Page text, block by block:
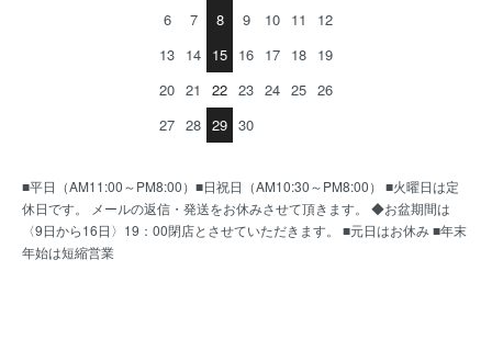
6
7 8 9 10 11
12
13 14 15 16 17 18 19
20 21 22 23 24 25 26
27 28 29 30
■平日（AM11:00～PM8:00）■日祝日（AM10:30～PM8:00） ■火曜日は定
休日です。 メールの返信・発送をお休みさせて頂きます。 ◆お盆期間は
〈9日から16日〉19：00閉店とさせていただきます。 ■元日はお休み ■年末
年始は短縮営業